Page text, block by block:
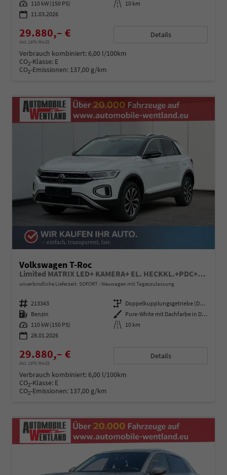
Leistung 110 kW (150 PS) Kilometerstand 10 km
11.03.2026
29.880,– €
incl. 19% MwSt.
Details
Verbrauch kombiniert:6,00 l/100km
CO2-Klasse: E
CO2-Emissionen: 137,00 g/km
Volkswagen T-Roc
Limited MATRIX LED+ KAMERA+ EL. HECKKL.+PDC+SHZ
unverbindliche Lieferzeit: SOFORT Neuwagen mit Tageszulassung
Fahrzeugnummer 213343 Getriebe
Doppelkupplungsgetriebe (DSG)
Kraftstoff Benzin Außenfarbe
Pure-White mit Dachfarbe in Deep Black Perleffekt
Leistung 110 kW (150 PS) Kilometerstand 10 km
28.01.2026
29.880,– €
incl. 19% MwSt.
Details
Verbrauch kombiniert:6,00 l/100km
CO2-Klasse: E
CO2-Emissionen: 137,00 g/km